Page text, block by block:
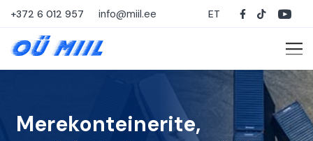
+372 6 012 957 info@miil.ee ET
Merekonteinerite,